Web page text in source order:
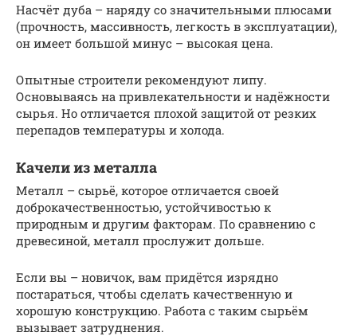
Насчёт дуба – наряду со значительными плюсами
(прочность, массивность, легкость в эксплуатации),
он имеет большой минус – высокая цена.
Опытные строители рекомендуют липу.
Основываясь на привлекательности и надёжности
сырья. Но отличается плохой защитой от резких
перепадов температуры и холода.
Качели из металла
Металл – сырьё, которое отличается своей
доброкачественностью, устойчивостью к
природным и другим факторам. По сравнению с
древесиной, металл прослужит дольше.
Если вы – новичок, вам придётся изрядно
постараться, чтобы сделать качественную и
хорошую конструкцию. Работа с таким сырьём
вызывает затруднения.